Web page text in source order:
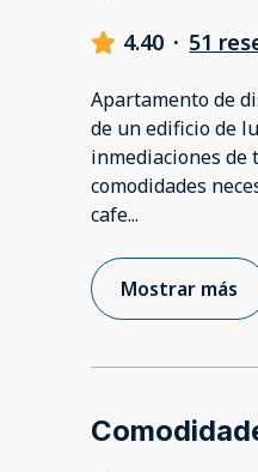
4.40 · 51
Apartamento de
de un edificio de
inmediaciones de
comodidades
cafe...
Mostrar más